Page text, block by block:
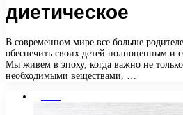
диетическое
В современном мире все больше
обеспечить своих детей полноценным и
Мы живем в эпоху, когда важно не
необходимыми веществами, …